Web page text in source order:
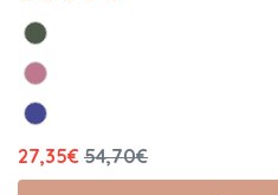
27,35€ 54,70€